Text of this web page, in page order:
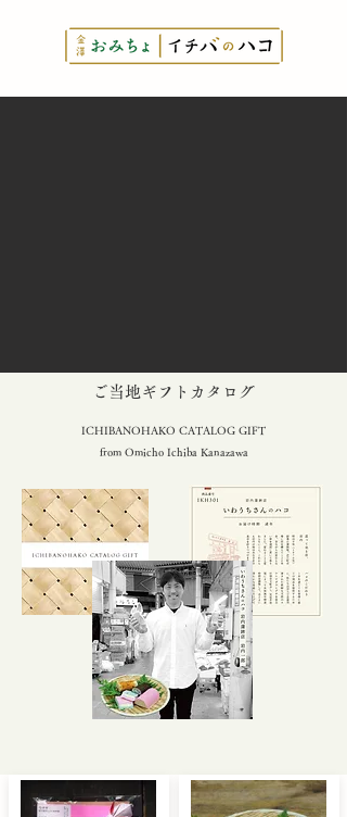
​ご当地ギフトカタログ
ICHIBANOHAKO CATALOG GIFT
from Omicho Ichiba Kanazawa